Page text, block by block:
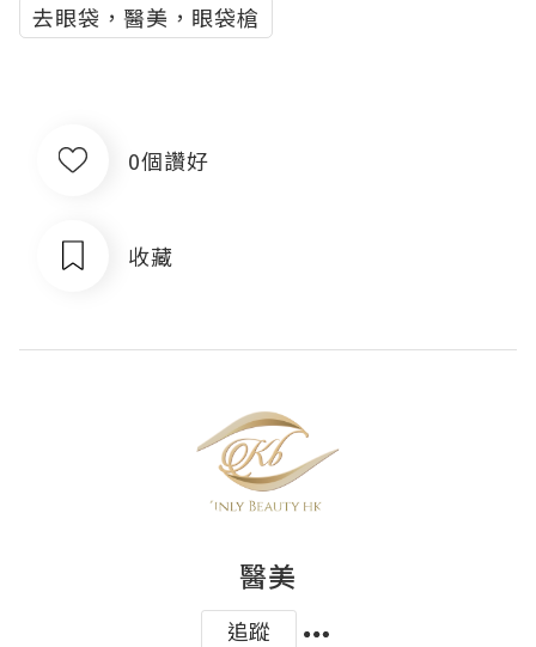
去眼袋，醫美，眼袋槍
0個讚好
收藏
醫美
追蹤